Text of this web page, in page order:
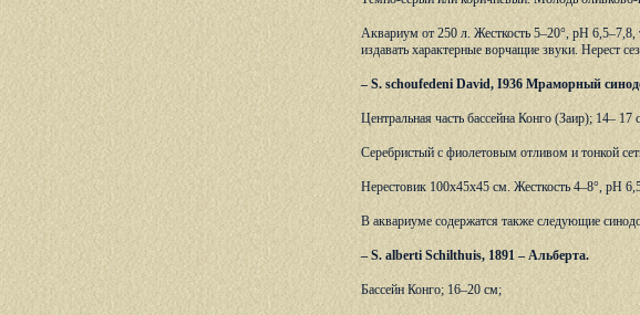
Аквариум от 250 л. Жесткость 5–20°, рН
издавать характерные ворчащие звуки. Нерест
– S. schoufedeni David, I936 Мраморный
Центральная часть бассейна Конго (Заир); 14– 17
Серебристый с фиолетовым отливом и тонкой
Нерестовик 100х45х45 см. Жесткость 4–8°, рН
В аквариуме содержатся также следующие
– S. alberti Schilthuis, 1891 – Альберта.
Бассейн Конго; 16–20 см;